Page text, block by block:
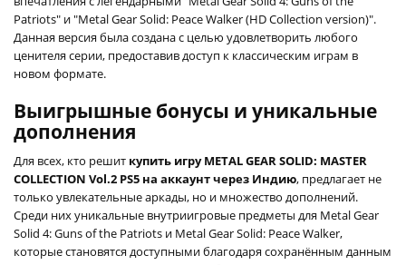
Patriots" и "Metal Gear Solid: Peace Walker (HD Collection version)".
Данная версия была создана с целью удовлетворить любого
ценителя серии, предоставив доступ к классическим играм в
новом формате.
Выигрышные бонусы и уникальные
дополнения
Для всех, кто решит купить игру METAL GEAR SOLID: MASTER
COLLECTION Vol.2 PS5 на аккаунт через Индию, предлагает не
только увлекательные аркады, но и множество дополнений.
Среди них уникальные внутриигровые предметы для Metal Gear
Solid 4: Guns of the Patriots и Metal Gear Solid: Peace Walker,
которые становятся доступными благодаря сохранённым данным